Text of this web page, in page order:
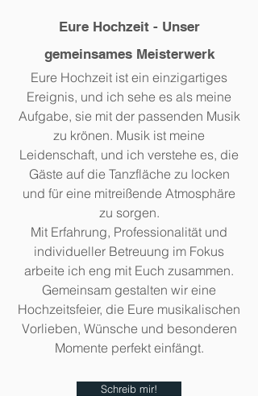
Eure Hochzeit - Unser
gemeinsames Meisterwerk
Eure Hochzeit ist ein einzigartiges
Ereignis, und ich sehe es als meine
Aufgabe, sie mit der passenden Musik
zu krönen. Musik ist meine
Leidenschaft, und ich verstehe es, die
Gäste auf die Tanzfläche zu locken
und für eine mitreißende Atmosphäre
zu sorgen.
Mit Erfahrung, Professionalität und
individueller Betreuung im Fokus
arbeite ich eng mit Euch zusammen.
Gemeinsam gestalten wir eine
Hochzeitsfeier, die Eure musikalischen
Vorlieben, Wünsche und besonderen
Momente perfekt einfängt.
Schreib mir!